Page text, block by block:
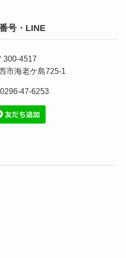
号・LINE
300-4517
市海老ケ島725-1
47-6253